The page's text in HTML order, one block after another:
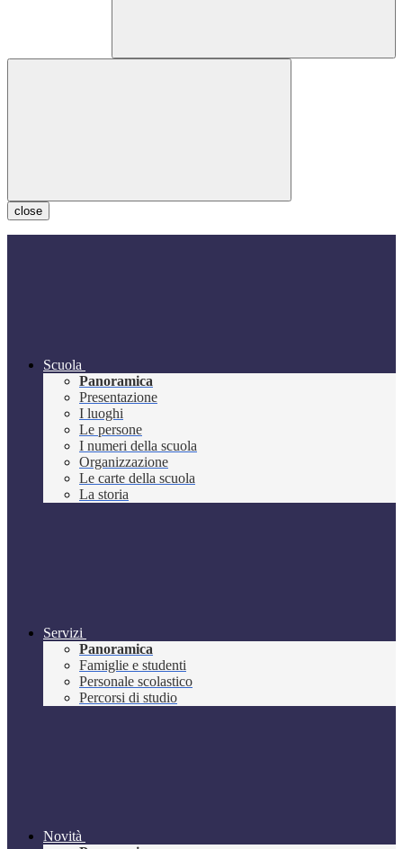
close
Scuola
Panoramica
Presentazione
I luoghi
Le persone
I numeri della scuola
Organizzazione
Le carte della scuola
La storia
Servizi
Panoramica
Famiglie e studenti
Personale scolastico
Percorsi di studio
Novità